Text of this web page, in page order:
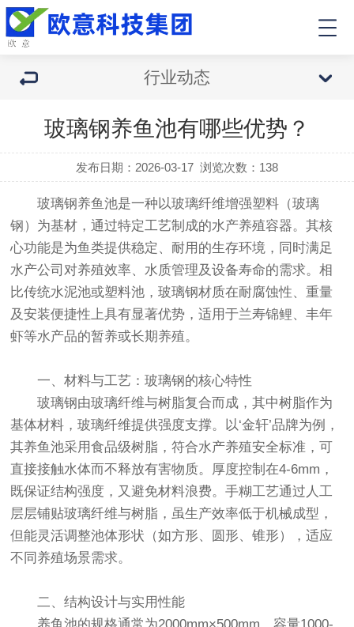
行业动态
玻璃钢养鱼池有哪些优势？
发布日期：2026-03-17 浏览次数： 138
玻璃钢养鱼池是一种以玻璃纤维增强塑料（玻璃
钢）为基材，通过特定工艺制成的水产养殖容器。其核
心功能是为鱼类提供稳定、耐用的生存环境，同时满足
水产公司对养殖效率、水质管理及设备寿命的需求。相
比传统水泥池或塑料池，玻璃钢材质在耐腐蚀性、重量
及安装便捷性上具有显著优势，适用于兰寿锦鲤、丰年
虾等水产品的暂养或长期养殖。
一、材料与工艺：玻璃钢的核心特性
玻璃钢由玻璃纤维与树脂复合而成，其中树脂作为
基体材料，玻璃纤维提供强度支撑。以‘金轩’品牌为例，
其养鱼池采用食品级树脂，符合水产养殖安全标准，可
直接接触水体而不释放有害物质。厚度控制在4-6mm，
既保证结构强度，又避免材料浪费。手糊工艺通过人工
层层铺贴玻璃纤维与树脂，虽生产效率低于机械成型，
但能灵活调整池体形状（如方形、圆形、锥形），适应
不同养殖场景需求。
二、结构设计与实用性能